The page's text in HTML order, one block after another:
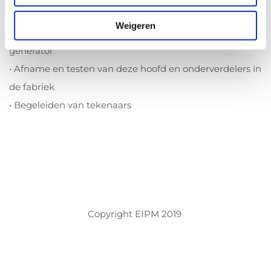
Weigeren
werking van de hoofd en nood verdelers alsmede de as
generatoren, auxiliary generatoren en de haven/nood
generator
• Afname en testen van deze hoofd en onderverdelers in
de fabriek
• Begeleiden van tekenaars
Copyright EIPM 2019